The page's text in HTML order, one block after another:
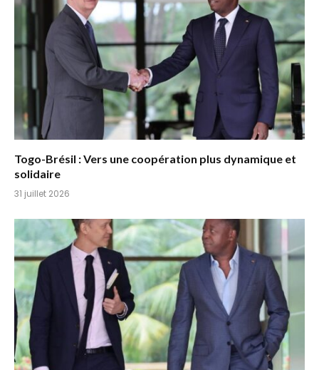
Togo-Brésil : Vers une coopération plus dynamique et
solidaire
31 juillet 2026